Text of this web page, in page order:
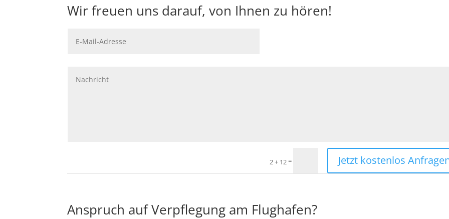
Wir freuen uns darauf, von Ihnen zu hören!
2 + 12= Jetzt kostenlos
Anspruch auf Verpflegung am Flughafen?